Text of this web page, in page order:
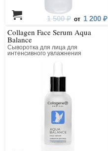
1 500 ₽ от 1 200 ₽
Collagen Face Serum Aqua
Balance
Сыворотка для лица для
интенсивного увлажнения